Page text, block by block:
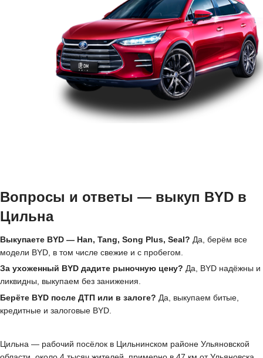
Вопросы и ответы — выкуп BYD в
Цильна
Выкупаете BYD — Han, Tang, Song Plus, Seal? Да, берём все
модели BYD, в том числе свежие и с пробегом.
За ухоженный BYD дадите рыночную цену? Да, BYD надёжны и
ликвидны, выкупаем без занижения.
Берёте BYD после ДТП или в залоге? Да, выкупаем битые,
кредитные и залоговые BYD.
Цильна — рабочий посёлок в Цильнинском районе Ульяновской